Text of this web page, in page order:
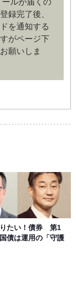
がある場合に
ることができま
）
は会員の自己責
ーザー名および
与、譲渡、名
うものとし、当
の著作物は、当
に帰属するもの
製、転用、公衆
、商標権などを
す。
録完了後、
を通知する
がページ下
願いしま
りたい！債券 第1
債は運用の「守護